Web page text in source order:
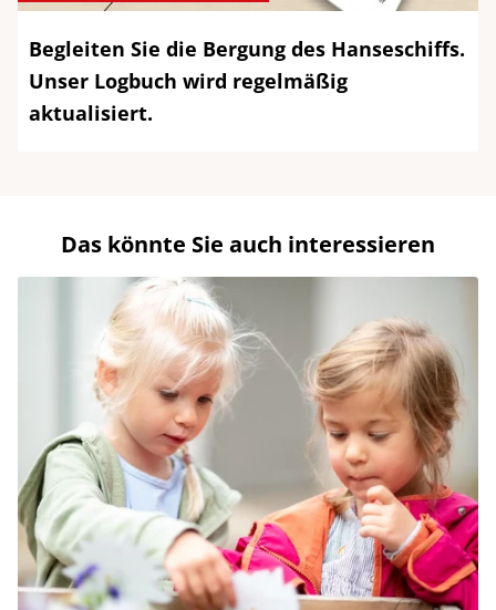
Begleiten Sie die Bergung des Hanseschiffs.
Unser Logbuch wird regelmäßig
aktualisiert.
Das könnte Sie auch interessieren